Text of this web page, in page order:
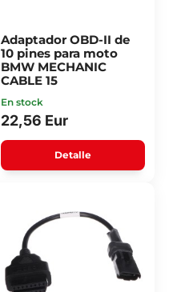
Adaptador OBD-II de
10 pines para moto
BMW MECHANIC
CABLE 15
En stock
22,56 Eur
Detalle